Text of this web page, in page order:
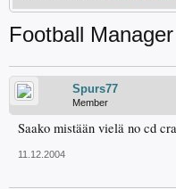
Football
Spurs77
Member
Saako mistään vielä no cd
11.12.2004